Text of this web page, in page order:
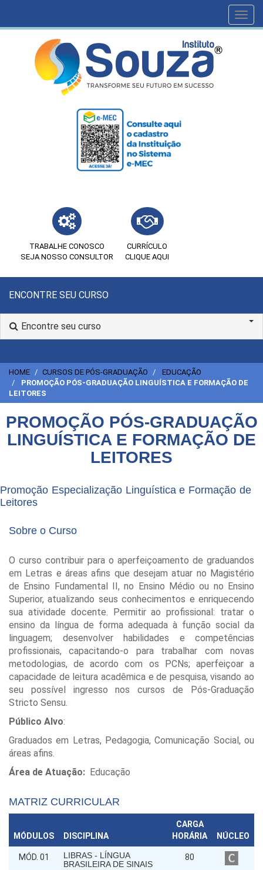
TRABALHE CONOSCO
SEJA NOSSO CONSULTOR
CURRÍCULO
CLIQUE AQUI
ENCONTRE SEU CURSO
Encontre seu curso
HOME CURSOS DE PÓS-GRADUAÇÃO
EDUCAÇÃO
PROMOÇÃO PÓS-GRADUAÇÃO LINGUÍSTICA E FORMAÇÃO DE
LEITORES
PROMOÇÃO PÓS-GRADUAÇÃO
LINGUÍSTICA E FORMAÇÃO DE
LEITORES
Promoção Especialização Linguística e Formação de
Leitores
Sobre o Curso
O curso contribuir para o aperfeiçoamento de graduandos
em Letras e áreas afins que desejam atuar no Magistério
de Ensino Fundamental II, no Ensino Médio ou no Ensino
Superior, atualizando seus conhecimentos e enriquecendo
sua atividade docente. Permitir ao profissional: tratar o
ensino da língua de forma adequada à função social da
linguagem; desenvolver habilidades e competências
profissionais, capacitando-o para trabalhar com novas
metodologias, de acordo com os PCNs; aperfeiçoar a
capacidade de leitura acadêmica e de pesquisa, visando ao
seu possível ingresso nos cursos de Pós-Graduação
Stricto Sensu.
Público Alvo:
Graduados em Letras, Pedagogia, Comunicação Social, ou
áreas afins.
Área de Atuação: Educação
MATRIZ CURRICULAR
MÓDULOS DISCIPLINA
CARGA
HORÁRIA
NÚCLEO
MÓD. 01
LIBRAS - LÍNGUA
BRASILEIRA DE SINAIS
80